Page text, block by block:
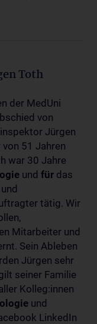
Toth
der MedUni
von
Jürgen
51 Jahren
war 30 Jahre
und für das
und
tätig. Wir
Mitarbeiter und
Sein Ableben
Jürgen sehr
seiner Familie
Kolleg:innen
und
LinkedIn